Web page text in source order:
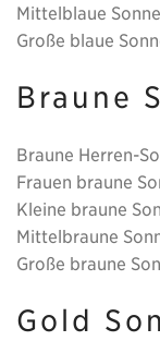
Mittelblaue
Große blaue
Braune
Braune Herren-
Frauen braune
Kleine braune
Mittelbraune
Große braune
Gold